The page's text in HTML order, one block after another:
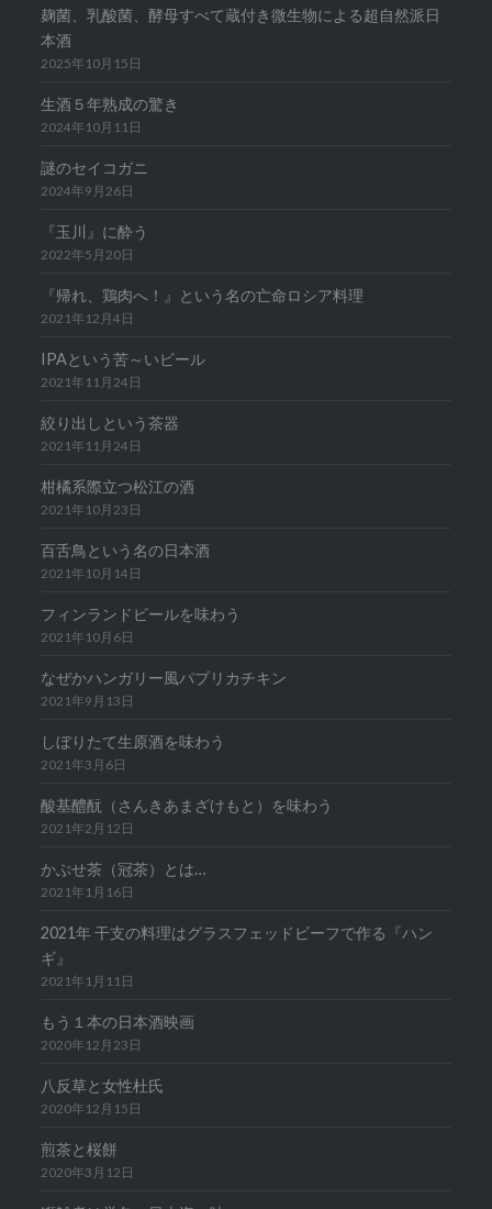
麹菌、乳酸菌、酵母すべて蔵付き微生物による超自然派日
本酒
2025年10月15日
生酒５年熟成の驚き
2024年10月11日
謎のセイコガニ
2024年9月26日
『玉川』に酔う
2022年5月20日
『帰れ、鶏肉へ！』という名の亡命ロシア料理
2021年12月4日
IPAという苦～いビール
2021年11月24日
絞り出しという茶器
2021年11月24日
柑橘系際立つ松江の酒
2021年10月23日
百舌鳥という名の日本酒
2021年10月14日
フィンランドビールを味わう
2021年10月6日
なぜかハンガリー風パプリカチキン
2021年9月13日
しぼりたて生原酒を味わう
2021年3月6日
酸基醴酛（さんきあまざけもと）を味わう
2021年2月12日
かぶせ茶（冠茶）とは…
2021年1月16日
2021年 干支の料理はグラスフェッドビーフで作る『ハン
ギ』
2021年1月11日
もう１本の日本酒映画
2020年12月23日
八反草と女性杜氏
2020年12月15日
煎茶と桜餅
2020年3月12日